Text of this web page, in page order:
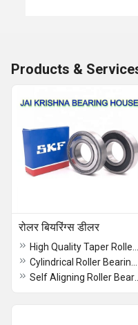
Products &
रोलर बियरिंग्स डीलर